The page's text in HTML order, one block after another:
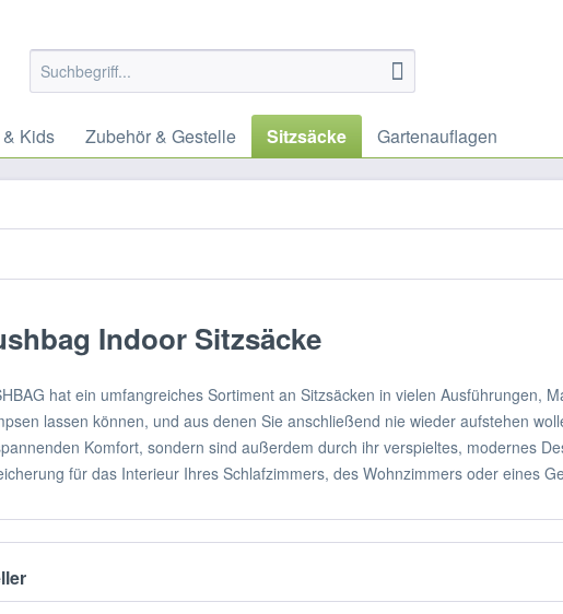
Kids Zubehör & Gestelle Sitzsäcke Gartenauflagen
Indoor Sitzsäcke
hat ein umfangreiches Sortiment an Sitzsäcken in vielen Ausführungen,
lassen können, und aus denen Sie anschließend nie wieder aufstehen
Komfort, sondern sind außerdem durch ihr verspieltes, modernes
für das Interieur Ihres Schlafzimmers, des Wohnzimmers oder eines